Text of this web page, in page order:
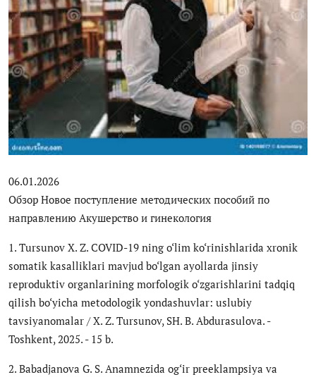
Цифровые коллекции
История здравоохранения Узбекистана
Периодические издания
Фотогалерея
Медики Узбекистана
ВАК
ИИ
Статистика
Проблемы Арала
Антикоррупция
Русский
06.01.2026
Обзор Новое поступление методических пособий по
направлению Акушерство и гинекология
1. Tursunov X. Z. COVID-19 ning o‘lim ko‘rinishlarida xronik
somatik kasalliklari mavjud bo‘lgan ayollarda jinsiy
reproduktiv organlarining morfologik o‘zgarishlarini tadqiq
qilish bo‘yicha metodologik yondashuvlar: uslubiy
tavsiyanomalar / X. Z. Tursunov, SH. B. Abdurasulova. -
Toshkent, 2025. - 15 b.
2. Babadjanova G. S. Anamnezida og‘ir preeklampsiya va